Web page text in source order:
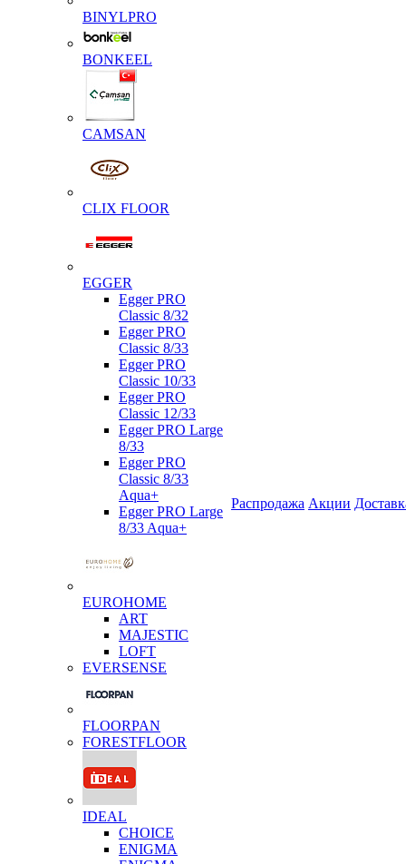
BINYLPRO
BONKEEL
CAMSAN
CLIX FLOOR
EGGER
Egger PRO
Classic 8/32
Egger PRO
Classic 8/33
Egger PRO
Classic 10/33
Egger PRO
Classic 12/33
Egger PRO Large
8/33
Egger PRO
Classic 8/33
Aqua+
Egger PRO Large
8/33 Aqua+
EUROHOME
ART
MAJESTIC
LOFT
EVERSENSE
FLOORPAN
FORESTFLOOR
IDEAL
CHOICE
ENIGMA
Распродажа Акции